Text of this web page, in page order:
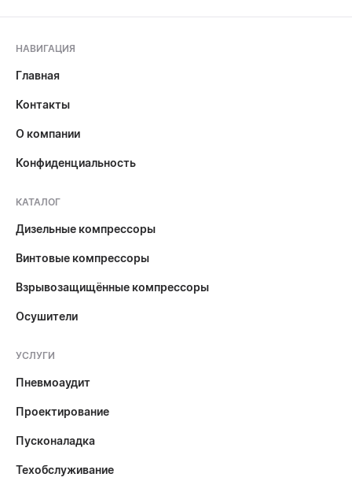
НАВИГАЦИЯ
Главная
Контакты
О компании
Конфиденциальность
КАТАЛОГ
Дизельные компрессоры
Винтовые компрессоры
Взрывозащищённые компрессоры
Осушители
УСЛУГИ
Пневмоаудит
Проектирование
Пусконаладка
Техобслуживание